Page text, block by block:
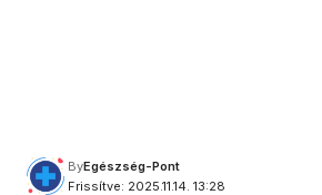
Frissítve: 2025.11.14. 13:28
ByEgészség-Pont